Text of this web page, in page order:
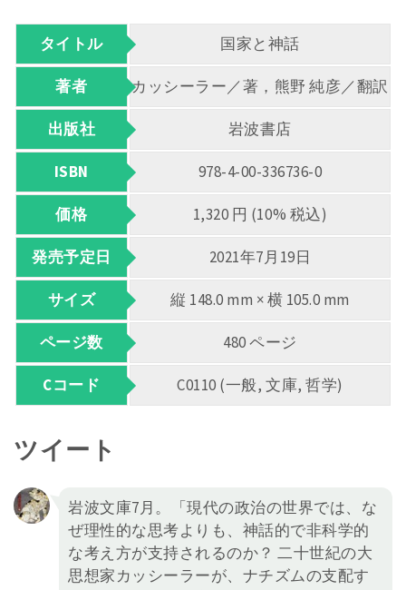
タイトル 国家と神話
著者 カッシーラー／著，熊野 純彦／翻訳
出版社 岩波書店
ISBN 978-4-00-336736-0
価格 1,320 円 (10% 税込)
発売予定日 2021年7月19日
サイズ 縦 148.0 mm × 横 105.0 mm
ページ数 480 ページ
Cコード C0110 (一般, 文庫, 哲学)
ツイート
岩波文庫7月。「現代の政治の世界では、な
ぜ理性的な思考よりも、神話的で非科学的
な考え方が支持されるのか？ 二十世紀の大
思想家カッシーラーが、ナチズムの支配す